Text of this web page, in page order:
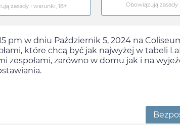
zasady i warunki, 18+ Obowiązują zasady
pm w dniu Październik 5, 2024 na
które chcą być jak najwyżej w tabeli
zespołami, zarówno w domu jak i na